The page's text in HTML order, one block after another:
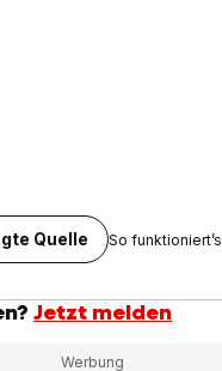
Quelle So funktioniert’s
Jetzt melden